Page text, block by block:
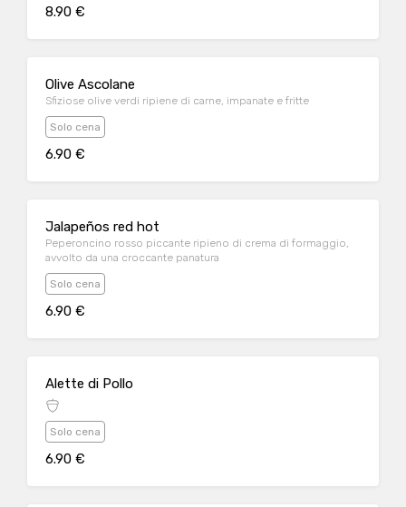
8.90 €
Olive Ascolane
Sfiziose olive verdi ripiene di carne, impanate e fritte
Solo cena
6.90 €
Jalapeños red hot
Peperoncino rosso piccante ripieno di crema di formaggio,
avvolto da una croccante panatura
Solo cena
6.90 €
Alette di Pollo
Solo cena
6.90 €